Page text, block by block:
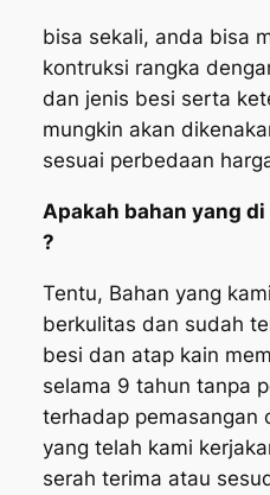
bisa sekali, anda bisa
kontruksi rangka
dan jenis besi serta
mungkin akan
sesuai perbedaan
Apakah bahan yang
?
Tentu, Bahan yang
berkulitas dan sudah
besi dan atap kain
selama 9 tahun tanpa
terhadap pemasangan
yang telah kami
serah terima atau